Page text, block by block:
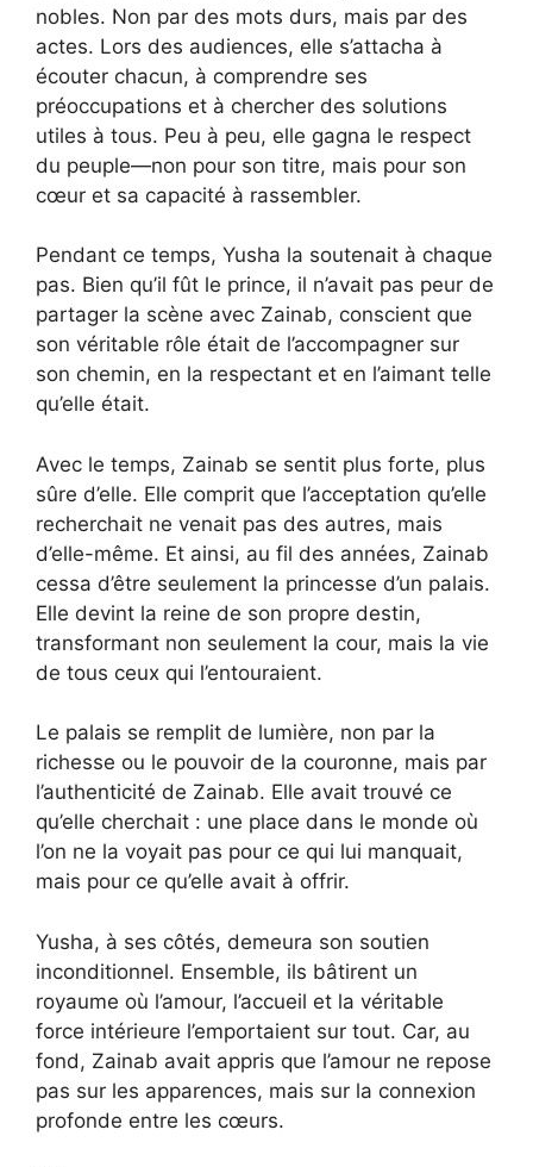
nobles. Non par des mots durs, mais par des
actes. Lors des audiences, elle s’attacha à
écouter chacun, à comprendre ses
préoccupations et à chercher des solutions
utiles à tous. Peu à peu, elle gagna le respect
du peuple—non pour son titre, mais pour son
cœur et sa capacité à rassembler.
Pendant ce temps, Yusha la soutenait à chaque
pas. Bien qu’il fût le prince, il n’avait pas peur de
partager la scène avec Zainab, conscient que
son véritable rôle était de l’accompagner sur
son chemin, en la respectant et en l’aimant telle
qu’elle était.
Avec le temps, Zainab se sentit plus forte, plus
sûre d’elle. Elle comprit que l’acceptation qu’elle
recherchait ne venait pas des autres, mais
d’elle-même. Et ainsi, au fil des années, Zainab
cessa d’être seulement la princesse d’un palais.
Elle devint la reine de son propre destin,
transformant non seulement la cour, mais la vie
de tous ceux qui l’entouraient.
Le palais se remplit de lumière, non par la
richesse ou le pouvoir de la couronne, mais par
l’authenticité de Zainab. Elle avait trouvé ce
qu’elle cherchait : une place dans le monde où
l’on ne la voyait pas pour ce qui lui manquait,
mais pour ce qu’elle avait à offrir.
Yusha, à ses côtés, demeura son soutien
inconditionnel. Ensemble, ils bâtirent un
royaume où l’amour, l’accueil et la véritable
force intérieure l’emportaient sur tout. Car, au
fond, Zainab avait appris que l’amour ne repose
pas sur les apparences, mais sur la connexion
profonde entre les cœurs.